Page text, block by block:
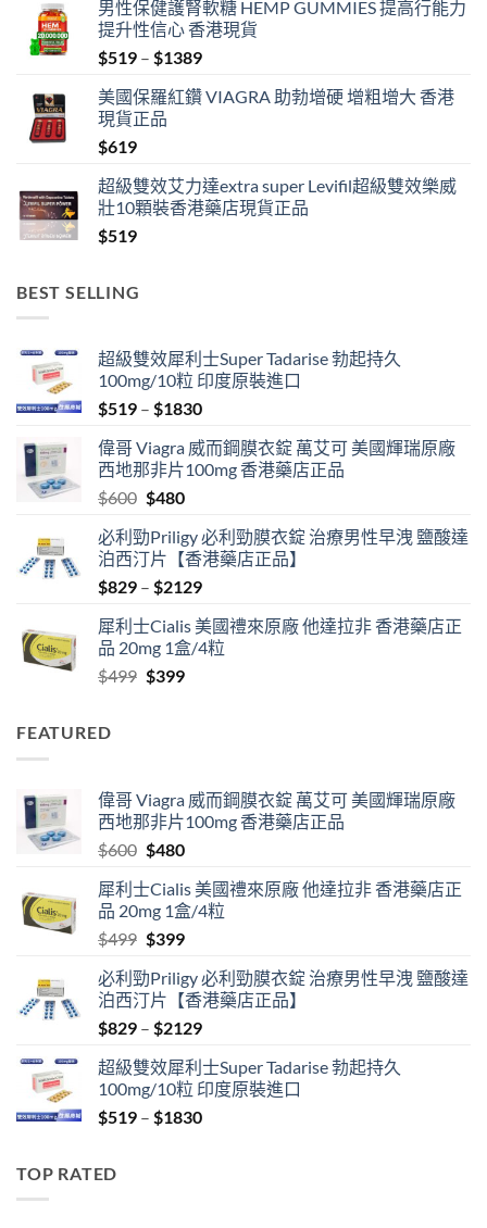
男性保健護腎軟糖 HEMP GUMMIES 提高行能力
提升性信心 香港現貨
$519 – $1389Price
$519
美國保羅紅鑽 VIAGRA 助勃增硬 增粗增大 香港
現貨正品
$619
超級雙效艾力達extra super Levifil超級雙效樂威
壯10顆裝香港藥店現貨正品
$519
BEST SELLING
超級雙效犀利士Super Tadarise 勃起持久
100mg/10粒 印度原裝進口
$519 – $1830Price
$519
through
偉哥 Viagra 威而鋼膜衣錠 萬艾可 美國輝瑞原廠
西地那非片100mg 香港藥店正品
$600 Original
was:
$600.
$480Current
is:
$480.
必利勁Priligy 必利勁膜衣錠 治療男性早洩 鹽酸達
泊西汀片【香港藥店正品】
$829 – $2129Price
$829
through
犀利士Cialis 美國禮來原廠 他達拉非 香港藥店正
品 20mg 1盒/4粒
$499 Original
$399Current
FEATURED
偉哥 Viagra 威而鋼膜衣錠 萬艾可 美國輝瑞原廠
西地那非片100mg 香港藥店正品
$600 Original
was:
$600.
$480Current
is:
$480.
犀利士Cialis 美國禮來原廠 他達拉非 香港藥店正
品 20mg 1盒/4粒
$499 Original
was:
$499.
$399Current
is:
$399.
必利勁Priligy 必利勁膜衣錠 治療男性早洩 鹽酸達
泊西汀片【香港藥店正品】
$829 – $2129Price
$829
through
$2129
超級雙效犀利士Super Tadarise 勃起持久
100mg/10粒 印度原裝進口
$519 – $1830Price
TOP RATED